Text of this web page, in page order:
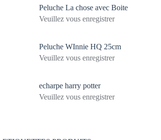
Peluche La chose avec Boite
Veuillez vous enregistrer
Peluche WInnie HQ 25cm
Veuillez vous enregistrer
echarpe harry potter
Veuillez vous enregistrer